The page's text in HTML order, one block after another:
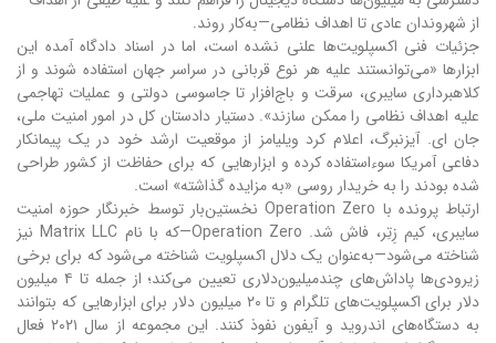
از شهروندان عادی تا اهداف نظامی—به‌کار روند.
جزئیات فنی اکسپلویت‌ها علنی نشده است، اما در اسناد دادگاه آمده این
ابزارها «می‌توانستند علیه هر نوع قربانی در سراسر جهان استفاده شوند و از
کلاهبرداری سایبری، سرقت و باج‌افزار تا جاسوسی دولتی و عملیات تهاجمی
علیه اهداف نظامی را ممکن سازند». دستیار دادستان کل در امور امنیت ملی،
جان ای. آیزنبرگ، اعلام کرد ویلیامز از موقعیت ارشد خود در یک پیمانکار
دفاعی آمریکا سوءاستفاده کرده و ابزارهایی که برای حفاظت از کشور طراحی
شده بودند را به خریدار روسی «به مزایده گذاشته» است.
ارتباط پرونده با Operation Zero نخستین‌بار توسط خبرنگار حوزه امنیت
سایبری، کیم زِتِر، فاش شد. Operation Zero—که با نام Matrix LLC نیز
شناخته می‌شود—به‌عنوان یک دلال اکسپلویت شناخته می‌شود که برای برخی
زیرو‌دی‌ها پاداش‌های چندمیلیون‌دلاری تعیین می‌کند؛ از جمله تا ۴ میلیون
دلار برای اکسپلویت‌های تلگرام و تا ۲۰ میلیون دلار برای ابزارهایی که بتوانند
به دستگاه‌های اندروید و آیفون نفوذ کنند. این مجموعه از سال ۲۰۲۱ فعال